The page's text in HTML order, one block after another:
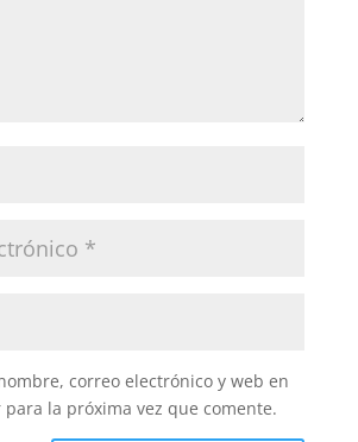
correo electrónico y web en
para la próxima vez que comente.